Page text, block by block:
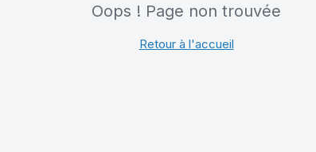
Oops ! Page non trouvée
Retour à l'accueil